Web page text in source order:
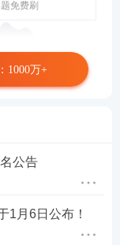
免费刷
1000万+
公告
1月6日公布！